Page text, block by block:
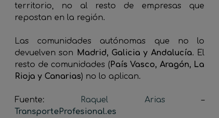
territorio, no al resto de empresas que
repostan en la región.
Las comunidades autónomas que no lo
devuelven son
Madrid, Galicia y Andalucía. El
resto de comunidades (País Vasco, Aragón, La
Rioja y Canarias) no lo aplican.
Fuente: Raquel Arias –
TransporteProfesional.es